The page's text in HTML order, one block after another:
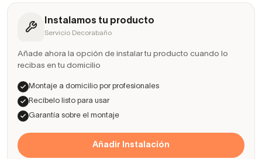
Instalamos tu producto
Servicio Decorabaño
Añade ahora la opción de instalar tu producto cuando lo
recibas en tu domicilio
Montaje a domicilio por profesionales
Recíbelo listo para usar
Garantía sobre el montaje
Añadir Instalación